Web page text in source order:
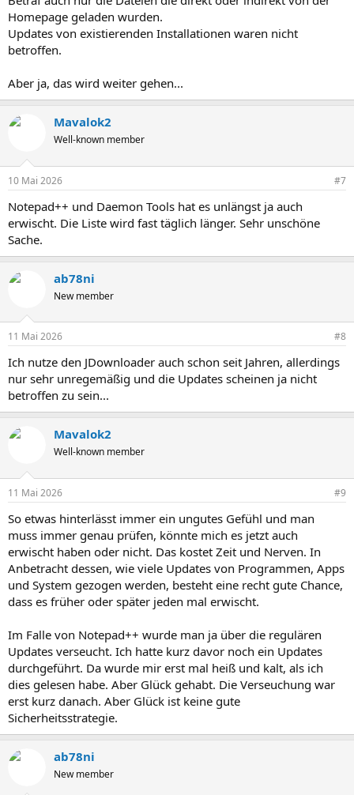
Homepage geladen wurden.
Updates von existierenden Installationen waren nicht
betroffen.
Aber ja, das wird weiter gehen...
Mavalok2
Well-known member
10 Mai 2026 #7
Notepad++ und Daemon Tools hat es unlängst ja auch
erwischt. Die Liste wird fast täglich länger. Sehr unschöne
Sache.
ab78ni
New member
11 Mai 2026 #8
Ich nutze den JDownloader auch schon seit Jahren, allerdings
nur sehr unregemäßig und die Updates scheinen ja nicht
betroffen zu sein...
Mavalok2
Well-known member
11 Mai 2026 #9
So etwas hinterlässt immer ein ungutes Gefühl und man
muss immer genau prüfen, könnte mich es jetzt auch
erwischt haben oder nicht. Das kostet Zeit und Nerven. In
Anbetracht dessen, wie viele Updates von Programmen, Apps
und System gezogen werden, besteht eine recht gute Chance,
dass es früher oder später jeden mal erwischt.
Im Falle von Notepad++ wurde man ja über die regulären
Updates verseucht. Ich hatte kurz davor noch ein Updates
durchgeführt. Da wurde mir erst mal heiß und kalt, als ich
dies gelesen habe. Aber Glück gehabt. Die Verseuchung war
erst kurz danach. Aber Glück ist keine gute
Sicherheitsstrategie.
ab78ni
New member